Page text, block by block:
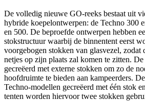
De volledig nieuwe GO-reeks bestaat uit
hybride koepelontwerpen: de Techno 300
en 500. De beproefde ontwerpen hebben
stokstructuur waarbij de binnentent eerst
voorgebogen stokken van glasvezel, zodat
netjes op zijn plaats zal komen te zitten.
gecreëerd met externe stokken om zo de
hoofdruimte te bieden aan kampeerders.
Techno-modellen gecreëerd met één stok
tenten worden hiervoor twee stokken